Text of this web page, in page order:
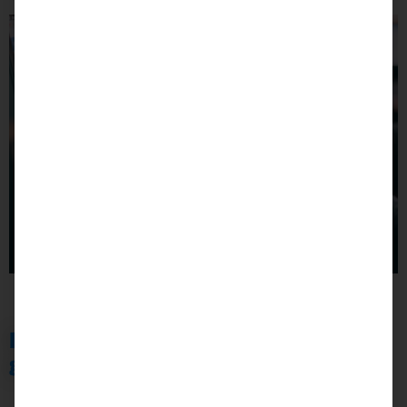
Das Problem wird per Cronjob
gelöst